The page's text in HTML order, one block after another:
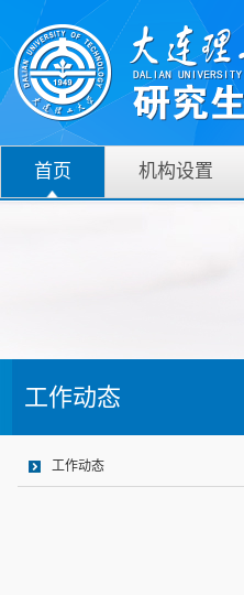
首页 机构设置
工作动态
工作动态